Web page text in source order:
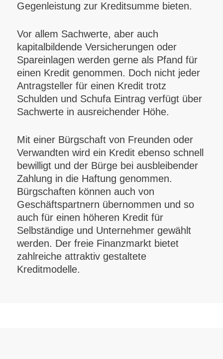
Gegenleistung zur Kreditsumme bieten.
Vor allem Sachwerte, aber auch
kapitalbildende Versicherungen oder
Spareinlagen werden gerne als Pfand für
einen Kredit genommen. Doch nicht jeder
Antragsteller für einen Kredit trotz
Schulden und Schufa Eintrag verfügt über
Sachwerte in ausreichender Höhe.
Mit einer Bürgschaft von Freunden oder
Verwandten wird ein Kredit ebenso schnell
bewilligt und der Bürge bei ausbleibender
Zahlung in die Haftung genommen.
Bürgschaften können auch von
Geschäftspartnern übernommen und so
auch für einen höheren Kredit für
Selbständige und Unternehmer gewählt
werden. Der freie Finanzmarkt bietet
zahlreiche attraktiv gestaltete
Kreditmodelle.